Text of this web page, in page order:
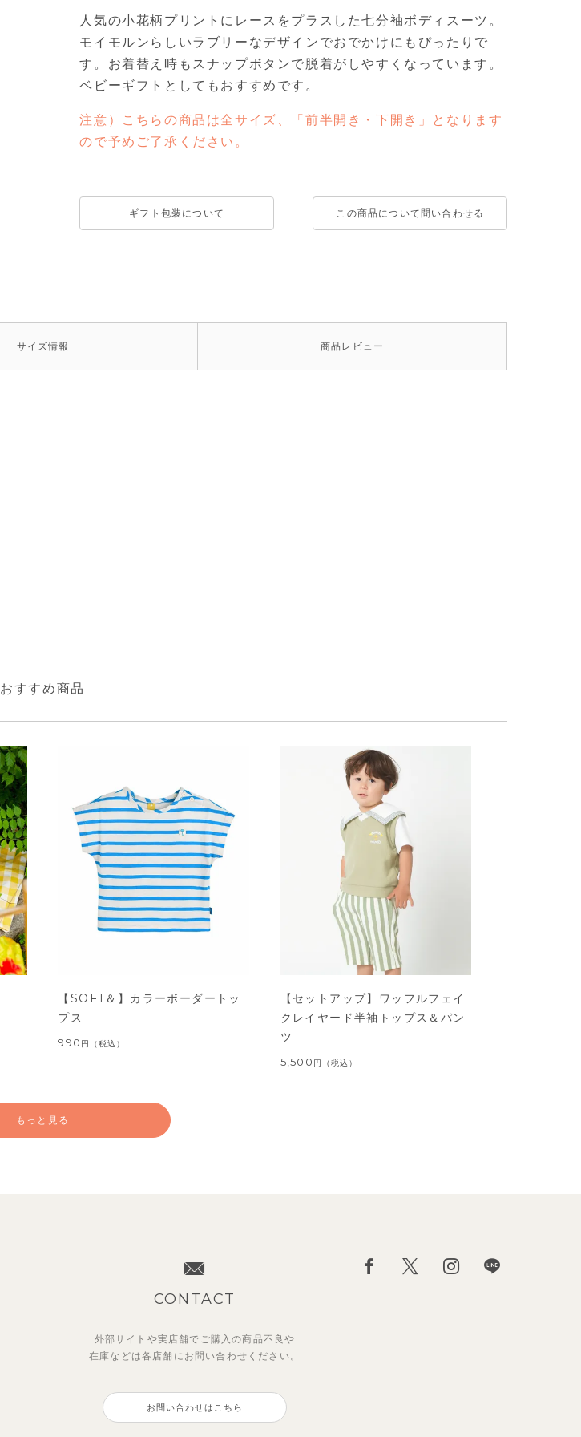
人気の小花柄プリントにレースをプラスした七分袖ボディスーツ。
モイモルンらしいラブリーなデザインでおでかけにもぴったりで
す。お着替え時もスナップボタンで脱着がしやすくなっています。
ベビーギフトとしてもおすすめです。
注意）こちらの商品は全サイズ、「前半開き・下開き」となります
ので予めご了承ください。
ギフト包装について この商品について問い合わせる
サイズ情報 商品 レビュー
おすすめ商品
【SOFT＆】カラーボーダートッ
プス
990 円 （税込）
【セットアップ】ワッフルフェイ
クレイヤード半袖トップス＆パン
ツ
5,500 円 （税込）
（税込） 2,970
トアップ
ス
もっと見る
CONTACT
外部サイトや実店舗でご購入の商品不良や
在庫などは各店舗に お問い合わせください。
お問い合わせはこちら